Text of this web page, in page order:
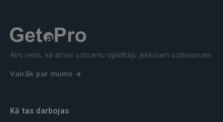
Ātrs veids, kā atrast uzticamu izpildītāju jebkuram uzdevumam.
Vairāk par mums
Kā tas darbojas